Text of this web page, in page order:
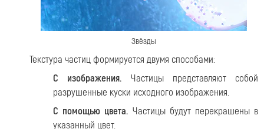
Звёзды
Текстура частиц формируется двумя способами:
С изображения. Частицы представляют собой
разрушенные куски исходного изображения.
С помощью цвета. Частицы будут перекрашены в
указанный цвет.